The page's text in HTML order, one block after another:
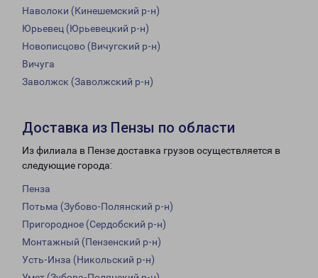
Наволоки (Кинешемский р-н)
Юрьевец (Юрьевецкий р-н)
Новописцово (Вичугский р-н)
Вичуга
Заволжск (Заволжский р-н)
Доставка из Пензы по области
Из филиала в Пензе доставка грузов осуществляется в
следующие города:
Пенза
Потьма (Зубово-Полянский р-н)
Пригородное (Сердобский р-н)
Монтажный (Пензенский р-н)
Усть-Инза (Никольский р-н)